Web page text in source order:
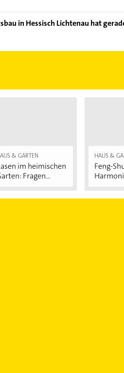
können Sie sich einfach
in Hessisch Lichtenau hat
Öffnungszeiten. Bitte beachten Sie,
& GARTEN
im heimischen
Fragen...
HAUS &
Feng-